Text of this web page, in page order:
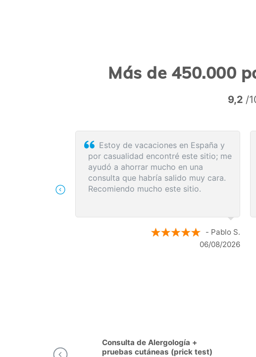
Más de 450.000
9,2 /
El proceso de reserva fue
sumamente sencillo. La videollamada
con la médica resultó de gran ayuda:
me explicó detalladamente las
posibles causas de mi dolencia, me
siguientes pasos a seguir según los
resultados de la resonancia.
-
04/08/
cutáneas (prick test)
Consulta de Cardiología en
Madrid